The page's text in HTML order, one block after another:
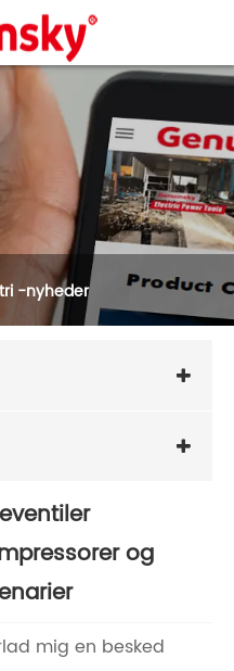
-nyheder
og
mig en besked